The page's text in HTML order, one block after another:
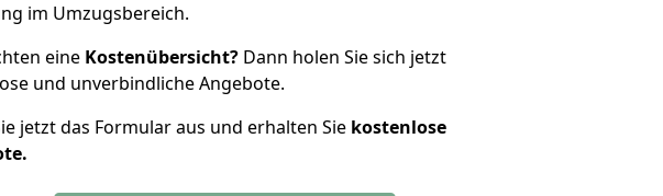
im Umzugsbereich.
eine Kostenübersicht? Dann holen Sie sich jetzt
und unverbindliche Angebote.
jetzt das Formular aus und erhalten Sie kostenlose